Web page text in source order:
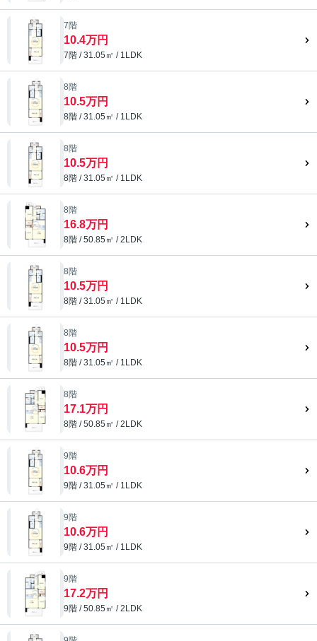
7階
10.4万円
7階 / 31.05㎡ / 1LDK
8階
10.5万円
8階 / 31.05㎡ / 1LDK
8階
10.5万円
8階 / 31.05㎡ / 1LDK
8階
16.8万円
8階 / 50.85㎡ / 2LDK
8階
10.5万円
8階 / 31.05㎡ / 1LDK
8階
10.5万円
8階 / 31.05㎡ / 1LDK
8階
17.1万円
8階 / 50.85㎡ / 2LDK
9階
10.6万円
9階 / 31.05㎡ / 1LDK
9階
10.6万円
9階 / 31.05㎡ / 1LDK
9階
17.2万円
9階 / 50.85㎡ / 2LDK